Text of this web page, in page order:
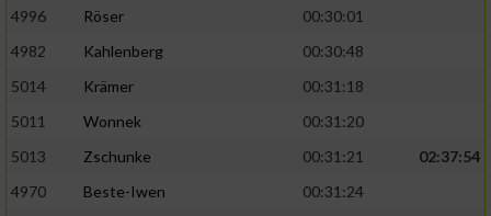
4996
Röser
00:30:01
4982
Kahlenberg
00:30:48
5014
Krämer
00:31:18
5011
Wonnek
00:31:20
5013
Zschunke 00:31:21
02:37:54
4970
Beste-Iwen
00:31:24